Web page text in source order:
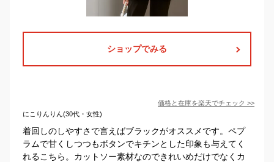
ショップでみる
価格と在庫を楽天でチェック >>
にこりんりん(30代・女性)
着回しのしやすさで言えばブラックがオススメです。ペプ
ラムで甘くしつつもボタンでキチンとした印象も与えてく
れるこちら。カットソー素材なのできれいめだけでなくカ